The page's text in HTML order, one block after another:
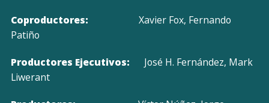
Coproductores: Xavier Fox, Fernando
Patiño
Productores Ejecutivos:
José H. Fernández, Mark
Liwerant